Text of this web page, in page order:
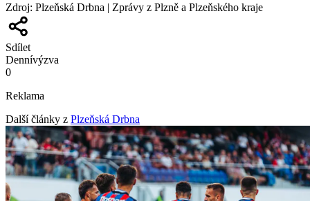
Zdroj: Plzeňská Drbna | Zprávy z Plzně a Plzeňského kraje
Sdílet
Dennívýzva
0
Reklama
Další články z Plzeňská Drbna